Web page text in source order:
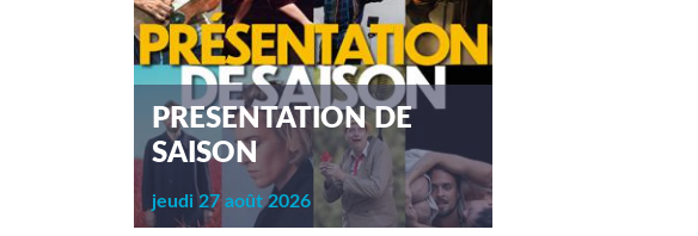
PRESENTATION DE
SAISON
jeudi 27 août 2026